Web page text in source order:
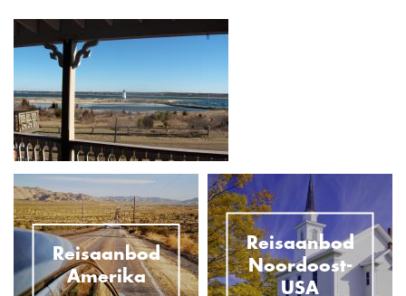
Reisaanbod
Amerika
Reisaanbod
Noordoost-
USA